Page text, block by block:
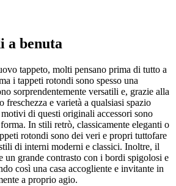
a benuta
tappeto, molti pensano prima di tutto a
i tappeti rotondi sono spesso una
sorprendentemente versatili e, grazie alla
freschezza e varietà a qualsiasi spazio
di questi originali accessori sono
In stili retrò, classicamente eleganti o
rotondi sono dei veri e propri tuttofare
di interni moderni e classici. Inoltre, il
un grande contrasto con i bordi spigolosi e
così una casa accogliente e invitante in
a proprio agio.